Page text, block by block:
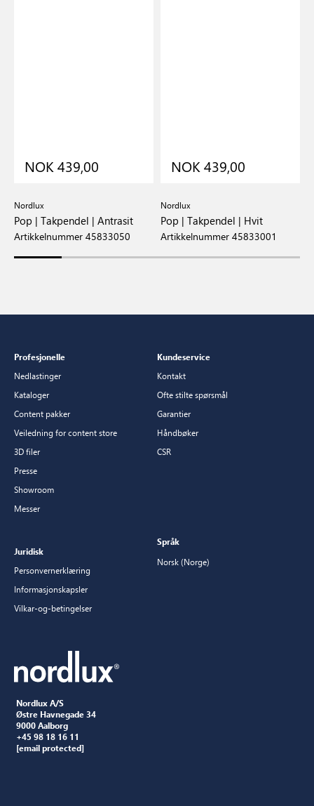
NOK 439,00
Nordlux
Pop | Takpendel | Antrasit
Artikkelnummer 45833050
NOK 439,00
Nordlux
Pop | Takpendel | Hvit
Artikkelnummer 45833001
Nordlux A/S
Østre Havnegade 34
9000 Aalborg
+45 98 18 16 11
[email protected]
Profesjonelle
Nedlastinger
Kataloger
Content pakker
Veiledning for content store
3D filer
Presse
Showroom
Messer
Kundeservice
Kontakt
Ofte stilte spørsmål
Garantier
Håndbøker
CSR
Juridisk
Personvernerklæring
Informasjonskapsler
Vilkar-og-betingelser
Språk
Norsk (Norge)